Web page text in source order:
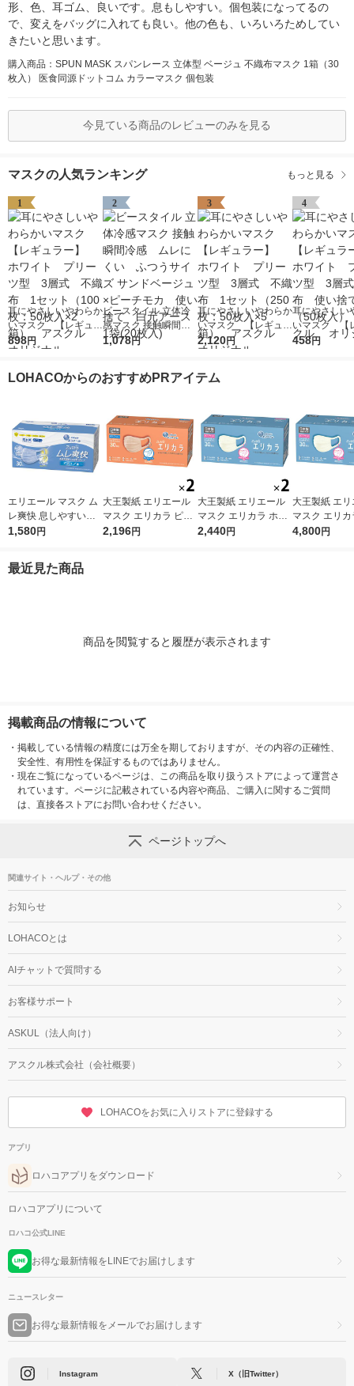
形、色、耳ゴム、良いです。息もしやすい。個包装になってるの
で、変えをバッグに入れても良い。他の色も、いろいろためしてい
きたいと思います。
購入商品：SPUN MASK スパンレース 立体型 ベージュ 不織布マスク 1箱（30
枚入） 医食同源ドットコム カラーマスク 個包装
今見ている商品のレビューのみを見る
マスクの人気ランキング もっと見る
1
耳にやさしいやわらか
いマスク 【レギュラ
ー】 ホワイト プリ
枚：50枚入×2箱）
898円
2
ビースタイル 立体冷
感マスク 接触瞬間冷
感 ムレにくい ふつ
い捨て 白元アース 1
1,078円
3
耳にやさしいやわらか
いマスク 【レギュラ
ー】 ホワイト プリ
枚：50枚入×5箱）
2,120円
4
耳にやさしい
いマスク 【
ー】 ホワイ
458円
LOHACOからのおすすめPRアイテム
エリエール マスク ム
レ爽快 息しやすい
プリーツ型 幅広耳ゴ
入） 大王製紙 日本
1,580円
大王製紙 エリエール
マスク エリカラ ピン
クベージュ ふつうサ
2,196円
大王製紙 エリエール
マスク エリカラ ホワ
イトナチュラル ふつ
2,440円
大王製紙 エ
マスク エリ
イトナチュラ
4,800円
最近見た商品
商品を閲覧すると履歴が表示されます
掲載商品の情報について
・ 掲載している情報の精度には万全を期しておりますが、その内容の正確性、
安全性、有用性を保証するものではありません。
・ 現在ご覧になっているページは、この商品を取り扱うストアによって運営さ
れています。ページに記載されている内容や商品、ご購入に関するご質問
は、直接各ストアにお問い合わせください。
ページトップへ
関連サイト・ヘルプ・その他
お知らせ
LOHACOとは
AIチャットで質問する
お客様サポート
ASKUL（法人向け）
アスクル株式会社（会社概要）
LOHACOをお気に入りストアに登録する
アプリ
ロハコアプリをダウンロード
ロハコアプリについて
ロハコ公式LINE
お得な最新情報をLINEでお届けします
ニュースレター
お得な最新情報をメールでお届けします
Instagram X（旧Twitter）